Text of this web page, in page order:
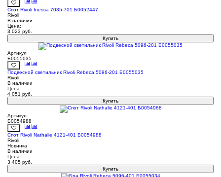
Спот Rivoli Inessa 7035-701 Б0052447
Rivoli
В наличии
Цена:
3 023 руб.
Купить
Артикул
Б0055035
Подвесной светильник Rivoli Rebeca 5096-201 Б0055035
Rivoli
В наличии
Цена:
4 051 руб.
Купить
Артикул
Б0054988
Спот Rivoli Nathalie 4121-401 Б0054988
Rivoli
Новинка
В наличии
Цена:
3 405 руб.
Купить